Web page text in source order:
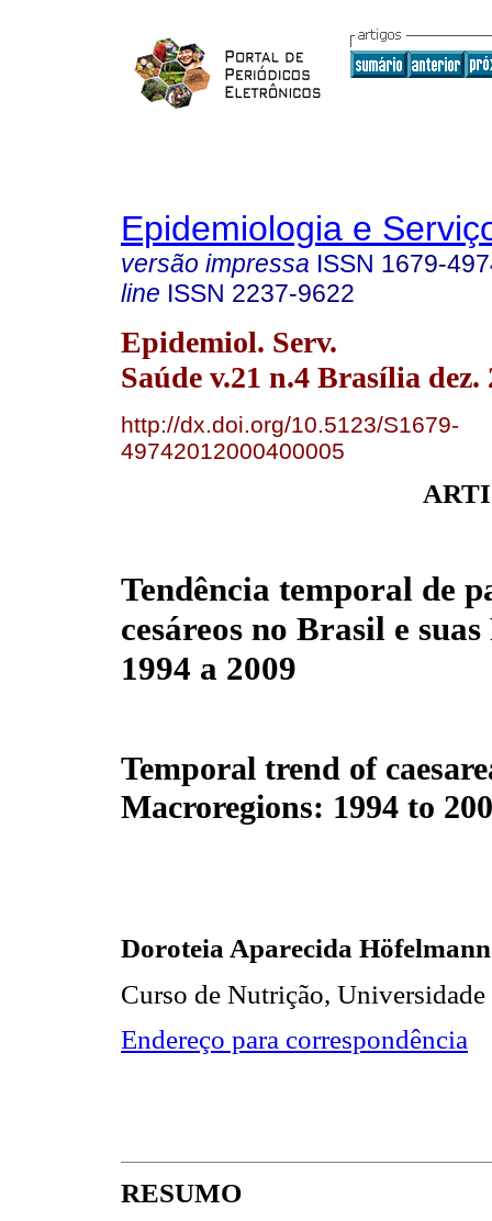
Epidemiologia e
versão impressa ISSN 1679-
line ISSN 2237-9622
Epidemiol. Serv.
Saúde v.21 n.4 Brasília dez.
http://dx.doi.org/10.5123/S1679-
49742012000400005
Tendência temporal de
cesáreos no Brasil e suas
1994 a 2009
Temporal trend of
Macroregions: 1994 to
Doroteia Aparecida Höfelmann
Curso de Nutrição,
Endereço para correspondência
RESUMO